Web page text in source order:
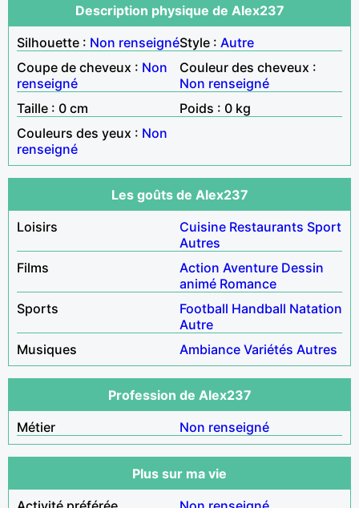
Description physique de Alex237
Silhouette : Non renseignéStyle : Autre
Coupe de cheveux : Non
renseigné
Couleur des cheveux :
Non renseigné
Taille : 0 cm
Poids : 0 kg
Couleurs des yeux : Non
renseigné
Les goûts de Alex237
Loisirs
Cuisine Restaurants Sport
Autres
Films
Action Aventure Dessin
animé Romance
Sports
Football Handball Natation
Autre
Musiques
Ambiance Variétés Autres
Profession de Alex237
Métier
Non renseigné
Plus sur ma vie